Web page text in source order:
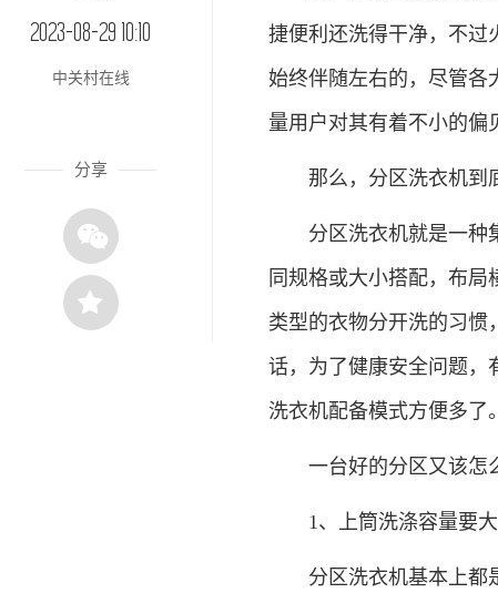
2023-08-29 10:10
中关村在线
分享
捷便利还洗得干净，不过
始终伴随左右的，尽管各
量用户对其有着不小的偏
那么，分区洗衣机到底
分区洗衣机就是一种集
同规格或大小搭配，布
类型的衣物分开洗的习惯
话，为了健康安全问题，
洗衣机配备模式方便多了。
一台好的分区又该怎么
1、上筒洗涤容量要大
分区洗衣机基本上都是